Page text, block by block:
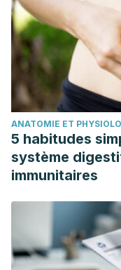
ANATOMIE ET
5 habitudes
système
immunitaires